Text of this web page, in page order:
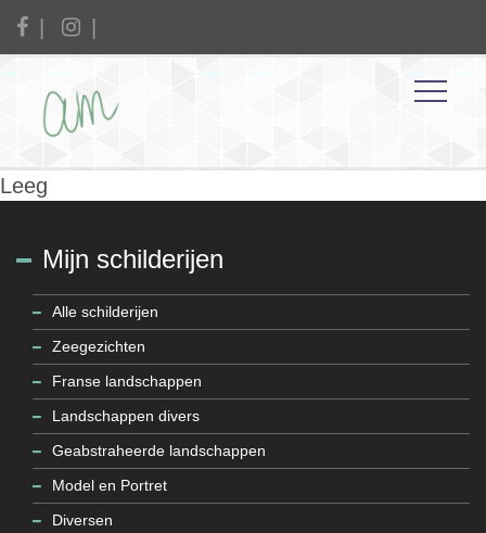
Leeg
Mijn schilderijen
Alle schilderijen
Zeegezichten
Franse landschappen
Landschappen divers
Geabstraheerde landschappen
Model en Portret
Diversen